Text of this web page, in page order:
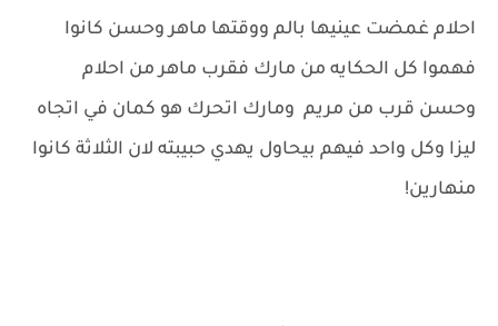
احلام غمضت عينيها بالم ووقتها ماهر وحسن كانوا
فهموا كل الحكايه من مارك فقرب ماهر من احلام
وحسن قرب من مريم ومارك اتحرك هو كمان في اتجاه
ليزا وكل واحد فيهم بيحاول يهدي حبيبته لان الثلاثة كانوا
منهارين!